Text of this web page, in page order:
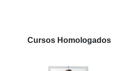
Cursos Homologados